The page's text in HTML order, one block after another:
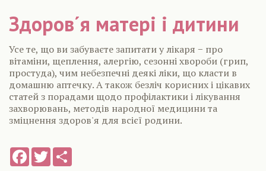
Здоров´я матері і дитини
Усе те, що ви забуваєте запитати у лікаря − про
вітаміни, щеплення, алергію, сезонні хвороби (грип,
простуда), чим небезпечні деякі ліки, що класти в
домашню аптечку. А також безліч корисних і цікавих
статей з порадами щодо профілактики і лікування
захворювань, методів народної медицини та
зміцнення здоров'я для всієї родини.
FacebookTwitter